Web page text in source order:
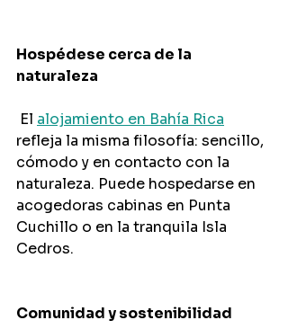
Hospédese cerca de la
naturaleza
El alojamiento en Bahía Rica
refleja la misma filosofía: sencillo,
cómodo y en contacto con la
naturaleza. Puede hospedarse en
acogedoras cabinas en Punta
Cuchillo o en la tranquila Isla
Cedros.
Comunidad y sostenibilidad